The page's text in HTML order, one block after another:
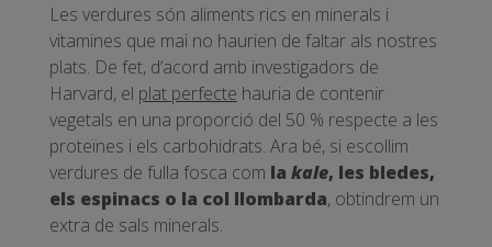
Les verdures són aliments rics en minerals i
vitamines que mai no haurien de faltar als nostres
plats. De fet, d’acord amb investigadors de
Harvard, el plat perfecte hauria de contenir
vegetals en una proporció del 50 % respecte a les
proteïnes i els carbohidrats. Ara bé, si escollim
verdures de fulla fosca com la kale, les bledes,
els espinacs o la col llombarda, obtindrem un
extra de sals minerals.